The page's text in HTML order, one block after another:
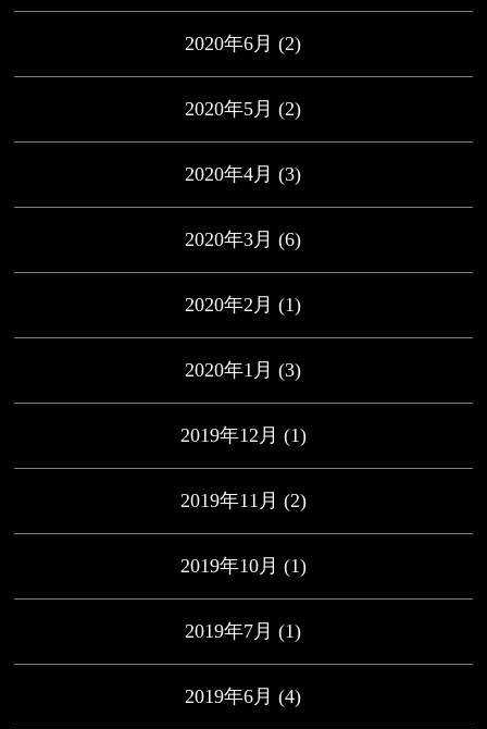
2020年6月 (2)
2020年5月 (2)
2020年4月 (3)
2020年3月 (6)
2020年2月 (1)
2020年1月 (3)
2019年12月 (1)
2019年11月 (2)
2019年10月 (1)
2019年7月 (1)
2019年6月 (4)